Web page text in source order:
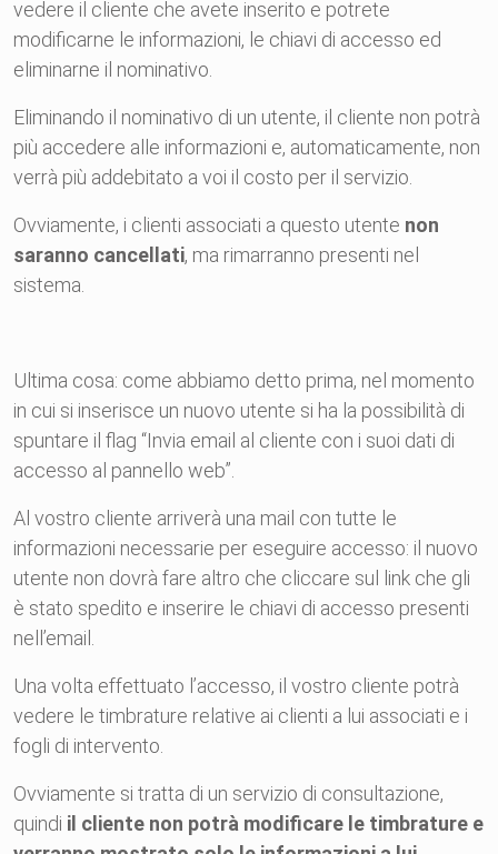
vedere il cliente che avete inserito e potrete
modificarne le informazioni, le chiavi di accesso ed
eliminarne il nominativo.
Eliminando il nominativo di un utente, il cliente non potrà
più accedere alle informazioni e, automaticamente, non
verrà più addebitato a voi il costo per il servizio.
Ovviamente, i clienti associati a questo utente non
saranno cancellati, ma rimarranno presenti nel
sistema.
Ultima cosa: come abbiamo detto prima, nel momento
in cui si inserisce un nuovo utente si ha la possibilità di
spuntare il flag “Invia email al cliente con i suoi dati di
accesso al pannello web”.
Al vostro cliente arriverà una mail con tutte le
informazioni necessarie per eseguire accesso: il nuovo
utente non dovrà fare altro che cliccare sul link che gli
è stato spedito e inserire le chiavi di accesso presenti
nell’email.
Una volta effettuato l’accesso, il vostro cliente potrà
vedere le timbrature relative ai clienti a lui associati e i
fogli di intervento.
Ovviamente si tratta di un servizio di consultazione,
quindi il cliente non potrà modificare le timbrature e